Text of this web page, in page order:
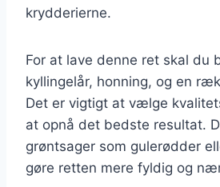
krydderierne.
For at lave denne ret skal du
kyllingelår, honning, og en
Det er vigtigt at vælge
at opnå det bedste resultat.
grøntsager som gulerødder
gøre retten mere fyldig og